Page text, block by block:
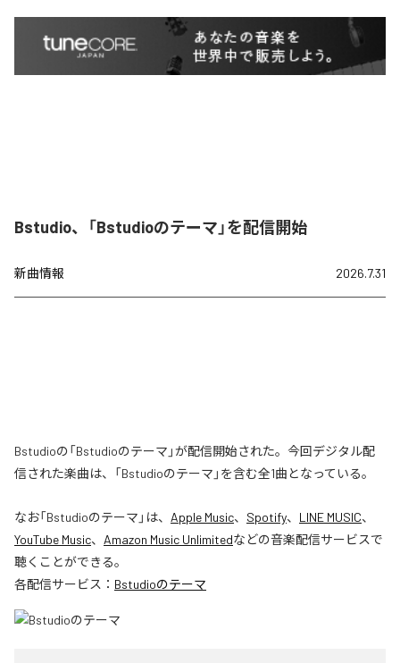
Bstudio、「Bstudioのテーマ」を配信開始
新曲情報 2026.7.31
Bstudioの「Bstudioのテーマ」が配信開始された。今回デジタル配
信された楽曲は、「Bstudioのテーマ」を含む全1曲となっている。
なお「Bstudioのテーマ 」は、 Apple Music、 Spotify、 LINE MUSIC、
YouTube Music、 Amazon Music Unlimitedなどの音楽配信サービスで
聴くことができる。
各配信サービス： Bstudioのテーマ